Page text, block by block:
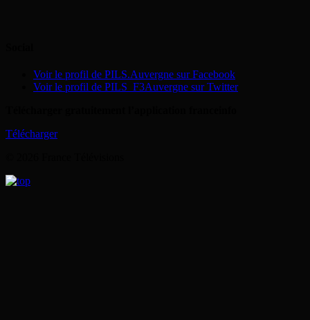
Voir le profil de PILS.Auvergne sur Facebook
Voir le profil de PILS_F3Auvergne sur Twitter
Télécharger